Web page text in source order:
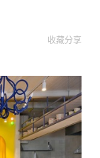
收藏分享